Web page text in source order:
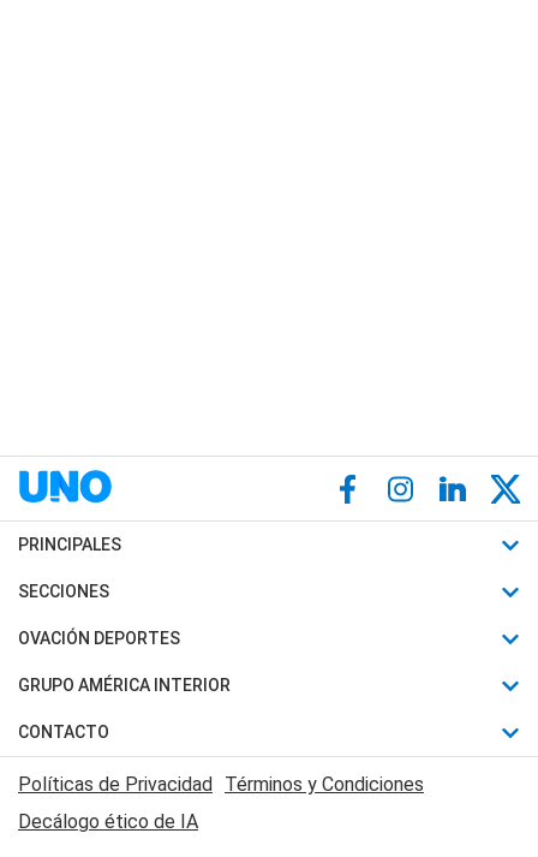
PRINCIPALES
Últimas Noticias
Política
Judiciales
Economia
SECCIONES
Horóscopo
Motores
Trucos caseros
Series y Películas
Edictos y Solicitadas
OVACIÓN DEPORTES
Fútbol
Mundial
Automovilismo
Rugby
GRUPO AMÉRICA INTERIOR
Canal 7 en Vivo
CONTACTO
Acerca de Nosotros
Contactanos
Políticas de Privacidad Términos y Condiciones
Decálogo ético de IA